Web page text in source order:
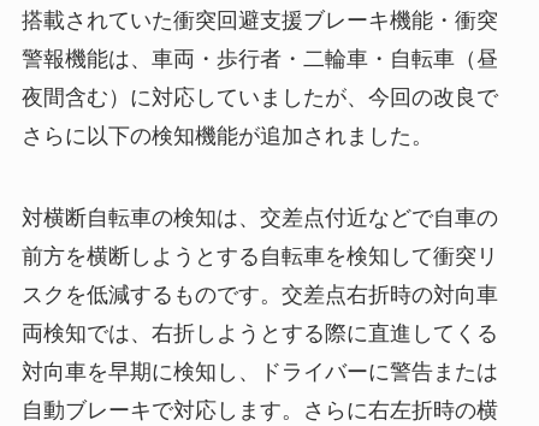
搭載されていた衝突回避支援ブレーキ機能・衝突
警報機能は、車両・歩行者・二輪車・自転車（昼
夜間含む）に対応していましたが、今回の改良で
さらに以下の検知機能が追加されました。
対横断自転車の検知は、交差点付近などで自車の
前方を横断しようとする自転車を検知して衝突リ
スクを低減するものです。交差点右折時の対向車
両検知では、右折しようとする際に直進してくる
対向車を早期に検知し、ドライバーに警告または
自動ブレーキで対応します。さらに右左折時の横